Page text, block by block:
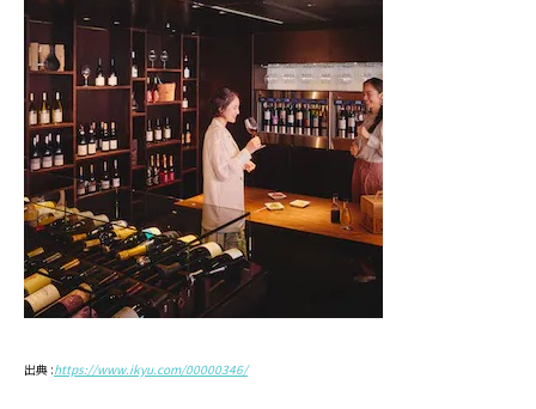
出典 :https://www.ikyu.com/00000346/